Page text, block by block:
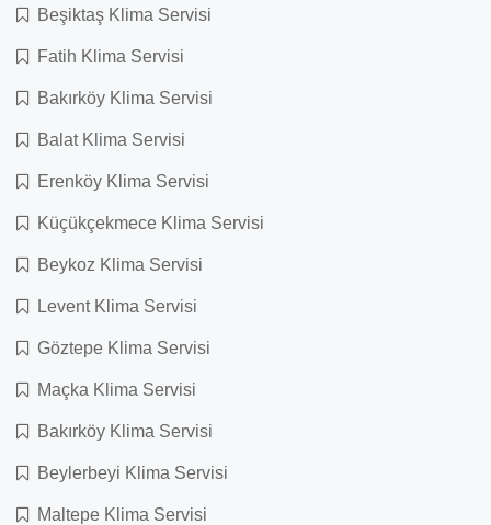
Beşiktaş Klima Servisi
Fatih Klima Servisi
Bakırköy Klima Servisi
Balat Klima Servisi
Erenköy Klima Servisi
Küçükçekmece Klima Servisi
Beykoz Klima Servisi
Levent Klima Servisi
Göztepe Klima Servisi
Maçka Klima Servisi
Bakırköy Klima Servisi
Beylerbeyi Klima Servisi
Maltepe Klima Servisi